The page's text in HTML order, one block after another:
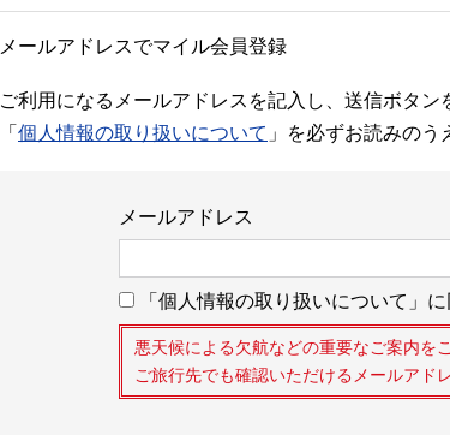
メールアドレスでマイル会員登録
ご利用になるメールアドレスを記入し、送信ボタン
「 個人情報の取り扱いについて 」を必ずお読みのう
メールアドレス
「個人情報の取り扱いについて」
悪天候による欠航などの重要なご案内を
ご旅行先でも確認いただけるメールアド